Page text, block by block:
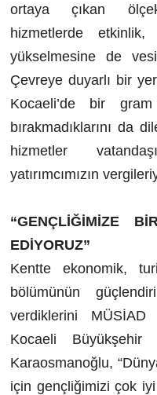
ortaya çıkan
hizmetlerde
yükselmesine de
Çevreye duyarlı bir
Kocaeli’de bir
bırakmadıklarını da
hizmetler
yatırımcımızın
“GENÇLİĞİMİZE
EDİYORUZ”
Kentte ekonomik,
bölümünün
verdiklerini MÜSİAD
Kocaeli Büyükşehir
Karaosmanoğlu,
için gençliğimizi çok